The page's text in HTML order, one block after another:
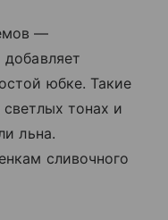
—
юбке. Такие
тонах и
льна.
сливочного